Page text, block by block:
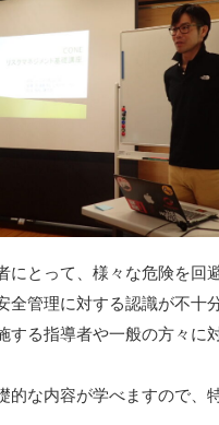
にとって、様々な危険を
全管理に対する認識が不十
する指導者や一般の方々
的な内容が学べますので、